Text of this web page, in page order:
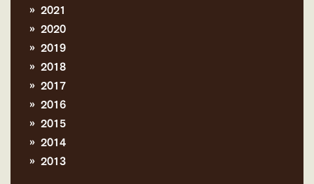
2021
2020
2019
2018
2017
2016
2015
2014
2013